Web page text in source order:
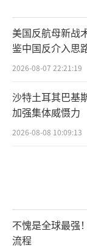
美国反航母新战
鉴中国反介入思
2026-08-07 22:21:19
沙特土耳其巴基
加强集体威慑力
2026-08-08 10:09:13
不愧是全球最强
流程